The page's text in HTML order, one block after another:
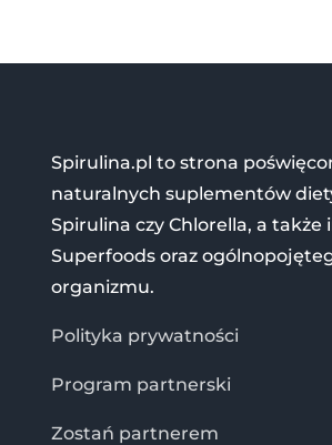
Spirulina.pl to strona
naturalnych suplementów
Spirulina czy Chlorella, a także
Superfoods oraz
organizmu.
Polityka prywatności
Program partnerski
Zostań partnerem